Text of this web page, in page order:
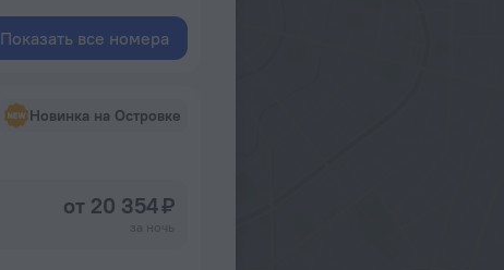
Показать все номера
Новинка на Островке
от 20 354 ₽